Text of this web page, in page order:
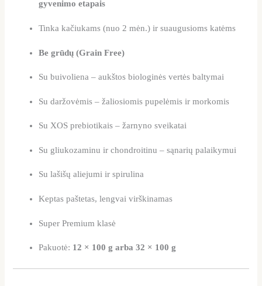
gyvenimo etapais
Tinka kačiukams (nuo 2 mėn.) ir suaugusioms katėms
Be grūdų (Grain Free)
Su buivoliena – aukštos biologinės vertės baltymai
Su daržovėmis – žaliosiomis pupelėmis ir morkomis
Su XOS prebiotikais – žarnyno sveikatai
Su gliukozaminu ir chondroitinu – sąnarių palaikymui
Su lašišų aliejumi ir spirulina
Keptas paštetas, lengvai virškinamas
Super Premium klasė
Pakuotė: 12 × 100 g arba 32 × 100 g